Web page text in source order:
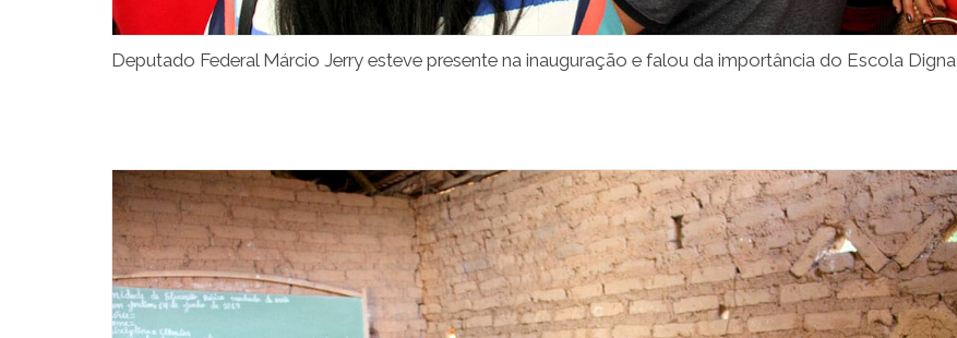
Deputado Federal Márcio Jerry esteve presente na inauguração e falou da importância do Escola Digna